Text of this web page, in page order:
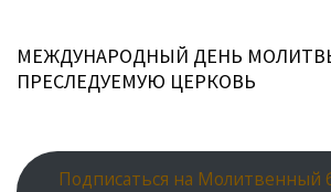
МЕЖДУНАРОДНЫЙ ДЕНЬ
ПРЕСЛЕДУЕМУЮ ЦЕРКОВЬ
Подписаться на Молитвенный